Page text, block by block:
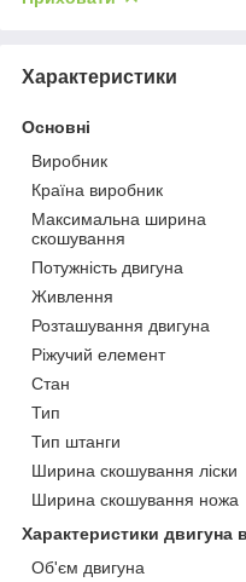
Характеристики
Основні
Виробник
Країна виробник
Максимальна ширина
скошування
Потужність двигуна
Живлення
Розташування двигуна
Ріжучий елемент
Стан
Тип
Тип штанги
Ширина скошування ліски
Ширина скошування ножа
Характеристики двигуна
Об'єм двигуна